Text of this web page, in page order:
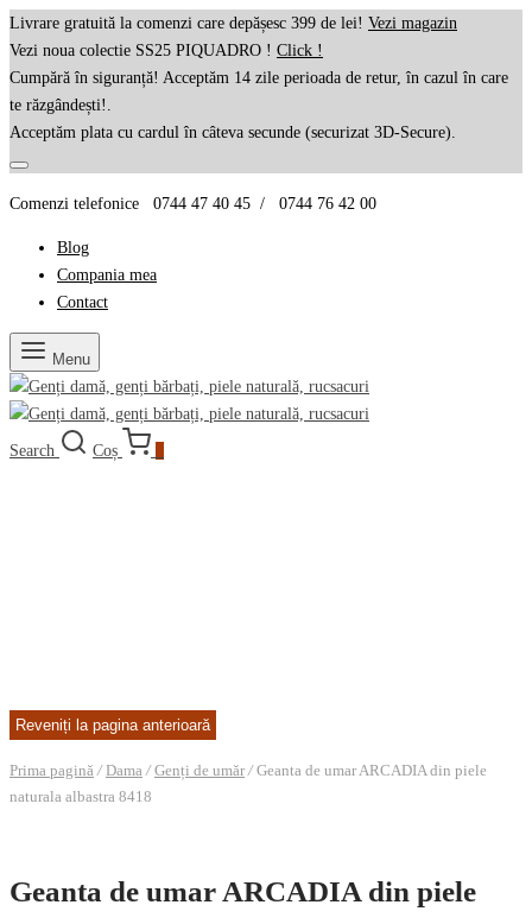
Livrare gratuită la comenzi care depășesc 399 de lei! Vezi magazin
Vezi noua colectie SS25 PIQUADRO ! Click !
Cumpără în siguranță! Acceptăm 14 zile perioada de retur, în cazul în care
te răzgândești!.
Acceptăm plata cu cardul în câteva secunde (securizat 3D-Secure).
Comenzi telefonice 0744 47 40 45 / 0744 76 42 00
Blog
Compania mea
Contact
Menu
Search Coș
Prima pagină / Dama / Genți de umăr /Geanta de umar ARCADIA din piele
naturala albastra 8418
Geanta de umar ARCADIA din piele